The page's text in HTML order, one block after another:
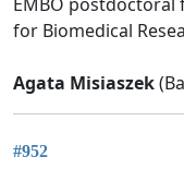
for Biomedical
Agata Misiaszek
#952